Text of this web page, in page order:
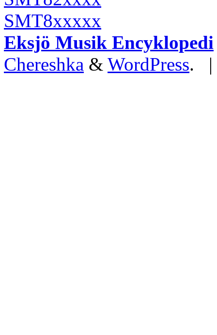
SMT8xxxxx
Eksjö Musik Encyklopedi
Chereshka & WordPress.